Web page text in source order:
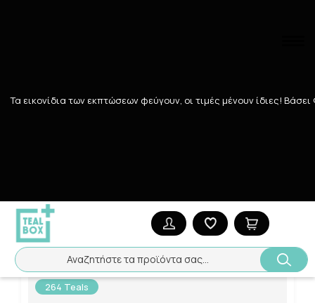
Τα εικονίδια των εκπτώσεων φεύγουν, οι τιμές μένουν ίδιες!
Αναζητήστε τα προϊόντα σας...
Αναζήτηση
Αρχική / Εταιρίες MEDITEX
ΠΡΟΪΌΝΤΑ
264 Teals